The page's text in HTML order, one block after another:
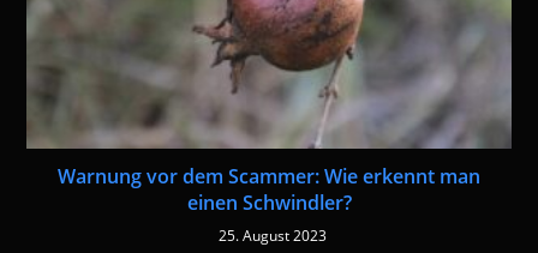
Warnung vor dem Scammer: Wie erkennt man
einen Schwindler?
25. August 2023